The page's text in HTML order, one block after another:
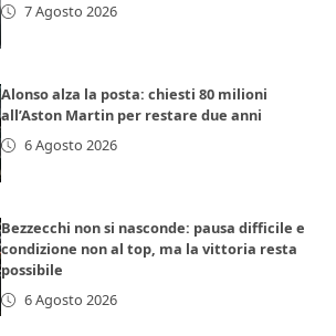
7 Agosto 2026
Alonso alza la posta: chiesti 80 milioni
all’Aston Martin per restare due anni
6 Agosto 2026
Bezzecchi non si nasconde: pausa difficile e
condizione non al top, ma la vittoria resta
possibile
6 Agosto 2026